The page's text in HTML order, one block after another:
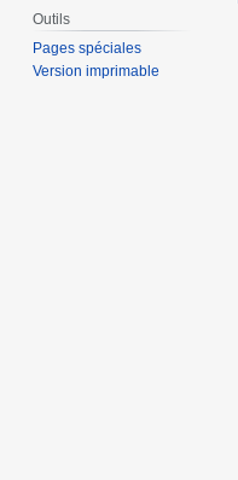
Outils
Pages spéciales
Version imprimable